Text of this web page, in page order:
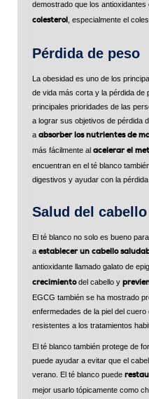
demostrado que los antioxidantes
colesterol
, especialmente el
Pérdida de peso
La obesidad es uno de los
de vida más corta y la pérdida de
principales prioridades de las
a lograr sus objetivos de pérdida
a absorber los nutrientes de
más fácilmente al acelerar el
encuentran en el té blanco
digestivos y ayudar con la
Salud del cabello
El té blanco no solo es bueno
a establecer un cabello
antioxidante llamado galato de
crecimientodel cabello y
EGCG también se ha mostrado
enfermedades de la piel del
resistentes a los tratamientos
El té blanco también protege de
puede ayudar a evitar que el
verano. El té blanco puede
mejor usarlo tópicamente como